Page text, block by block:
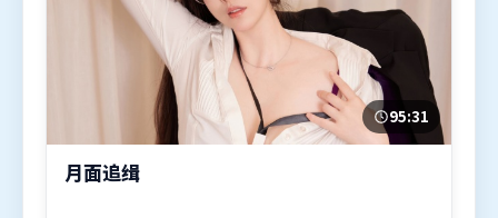
95:31
月面追缉